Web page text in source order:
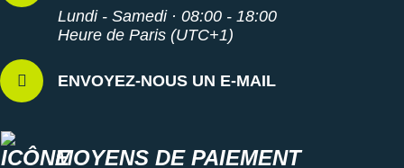
Lundi - Samedi · 08:00 - 18:00
Heure de Paris (UTC+1)
ENVOYEZ-NOUS UN E-MAIL
MOYENS DE PAIEMENT